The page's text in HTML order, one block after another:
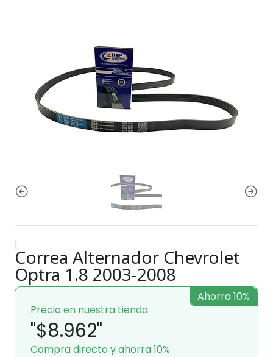
|
Correa Alternador Chevrolet
Optra 1.8 2003-2008
Precio en nuestra tienda
"$8.962"
Compra directo y ahorra 10%
Ahorra 10%